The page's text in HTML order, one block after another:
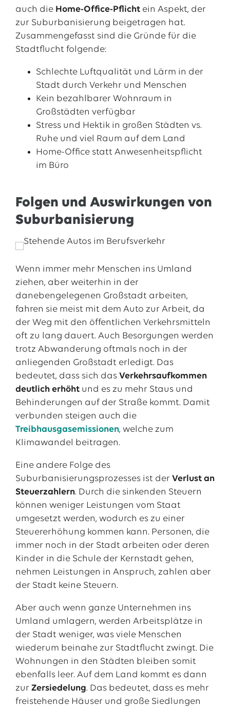
auch die Home-Office-Pflichtein Aspekt, der
zur Suburbanisierung beigetragen hat.
Zusammengefasst sind die Gründe für die
Stadtflucht folgende:
Schlechte Luftqualität und Lärm in der
Stadt durch Verkehr und Menschen
Kein bezahlbarer Wohnraum in
Großstädten verfügbar
Stress und Hektik in großen Städten vs.
Ruhe und viel Raum auf dem Land
Home-Office statt Anwesenheitspflicht
im Büro
Folgen und Auswirkungen von
Suburbanisierung
Wenn immer mehr Menschen ins Umland
ziehen, aber weiterhin in der
danebengelegenen Großstadt arbeiten,
fahren sie meist mit dem Auto zur Arbeit, da
der Weg mit den öffentlichen Verkehrsmitteln
oft zu lang dauert. Auch Besorgungen werden
trotz Abwanderung oftmals noch in der
anliegenden Großstadt erledigt. Das
bedeutet, dass sich das Verkehrsaufkommen
deutlich erhöhtund es zu mehr Staus und
Behinderungen auf der Straße kommt. Damit
verbunden steigen auch die
Treibhausgasemissionen, welche zum
Klimawandel beitragen.
Eine andere Folge des
Suburbanisierungsprozesses ist derVerlust an
Steuerzahlern. Durch die sinkenden Steuern
können weniger Leistungen vom Staat
umgesetzt werden, wodurch es zu einer
Steuererhöhung kommen kann. Personen, die
immer noch in der Stadt arbeiten oder deren
Kinder in die Schule der Kernstadt gehen,
nehmen Leistungen in Anspruch, zahlen aber
der Stadt keine Steuern.
Aber auch wenn ganze Unternehmen ins
Umland umlagern, werden Arbeitsplätze in
der Stadt weniger, was viele Menschen
wiederum beinahe zur Stadtflucht zwingt. Die
Wohnungen in den Städten bleiben somit
ebenfalls leer. Auf dem Land kommt es dann
zur Zersiedelung. Das bedeutet, dass es mehr
freistehende Häuser und große Siedlungen